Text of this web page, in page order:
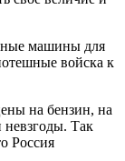
машины для
войска к
на бензин, на
невзгоды. Так
Россия